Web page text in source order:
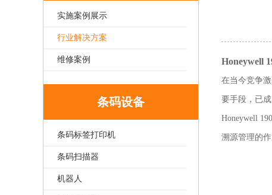
实施案例展示
行业解决方案
维修案例
条码设备
条码标签打印机
条码扫描器
机器人
Honeywell
在当今竞争
要手段，已
Honeywell
溯源管理的作